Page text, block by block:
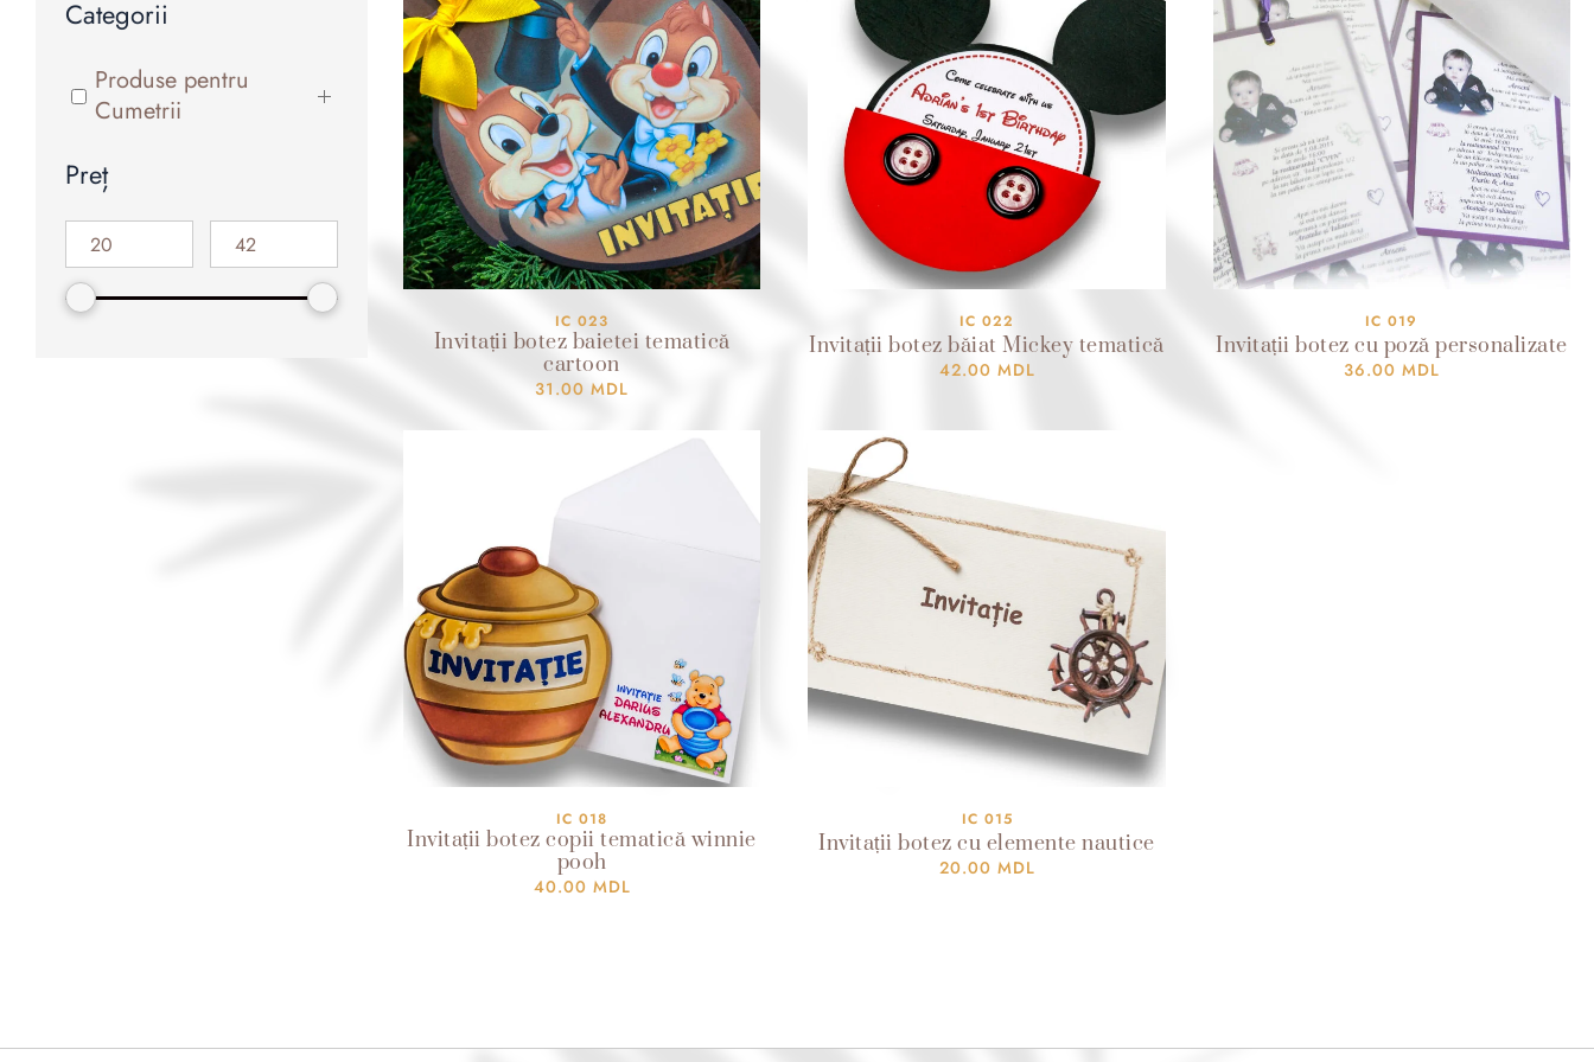
Categorii
Produse pentru
Cumetrii
Preț
IC 023
Invitații botez baietei tematică
cartoon
31.00MDL
IC 022
Invitații botez băiat Mickey tematică
42.00 MDL
IC 019
Invitații botez cu poză personalizate
36.00 MDL
IC 018
Invitații botez copii tematică winnie
pooh
40.00 MDL
IC 015
Invitații botez cu elemente nautice
20.00 MDL